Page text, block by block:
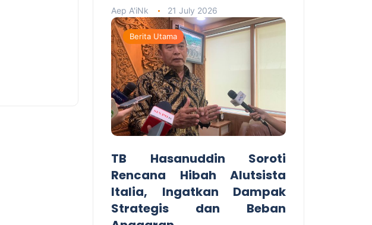
Aep A'iNk 21 July 2026
Berita Utama
TB Hasanuddin Soroti
Rencana Hibah Alutsista
Italia, Ingatkan Dampak
Strategis dan Beban